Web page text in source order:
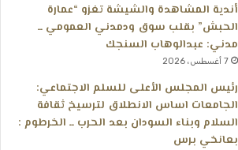
أندية المشاهدة والشيشة تغزو “عمارة
الحبش” بقلب سوق ودمدني العمومي ــ
مدني: عبدالوهاب السنجك
7 أغسطس، 2026
رئيس المجلس الأعلى للسلم الاجتماعي:
الجامعات اساس الانطلاق لترسيخ ثقافة
السلام وبناء السودان بعد الحرب ــ الخرطوم :
بعانخي برس